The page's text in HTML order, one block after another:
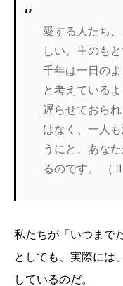
愛する人たち
しい。主のも
千年は一日のよ
と考えている
遅らせておら
はなく、一人
うにと、あな
るのです。
（
私たちが「いつまで
としても、実際には
しているのだ。